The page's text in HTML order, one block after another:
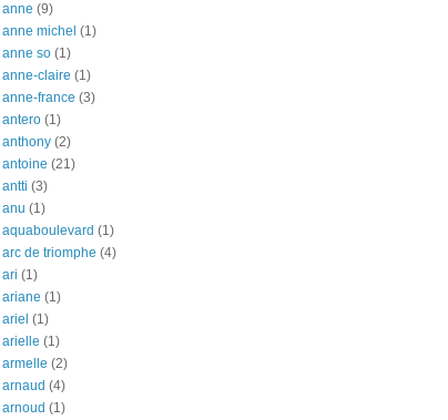
anne (9)
anne michel (1)
anne so (1)
anne-claire (1)
anne-france (3)
antero (1)
anthony (2)
antoine (21)
antti (3)
anu (1)
aquaboulevard (1)
arc de triomphe (4)
ari (1)
ariane (1)
ariel (1)
arielle (1)
armelle (2)
arnaud (4)
arnoud (1)